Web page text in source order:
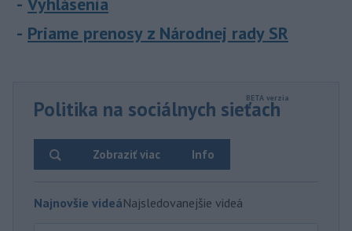
Priame prenosy z Národnej rady SR
Politika na sociálnych sieťach
Info
Zobraziť viac
Najnovšie videáNajsledovanejšie videá